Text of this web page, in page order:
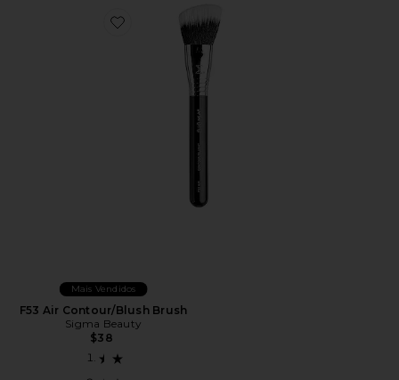
Favorite F53 Air Contour/Blush Brush
Mais Vendidos
F53 Air Contour/Blush Brush
Sigma Beauty
$38